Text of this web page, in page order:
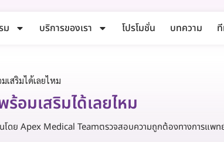
ม บริการของเรา โปรโมชั่น บทความ
เสริมได้เลยไหม
ร้อมเสริมได้เลยไหม
โดย Apex Medical Teamตรวจสอบความถูกต้องทางการแพท